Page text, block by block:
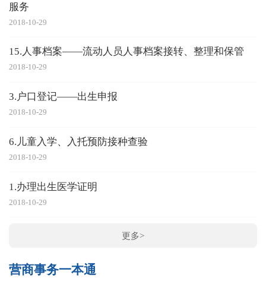
服务
2018-10-29
15.人事档案——流动人员人事档案接转、整理和保管
2018-10-29
3.户口登记——出生申报
2018-10-29
6.儿童入学、入托预防接种查验
2018-10-29
1.办理出生医学证明
2018-10-29
更多>
营商事务一本通